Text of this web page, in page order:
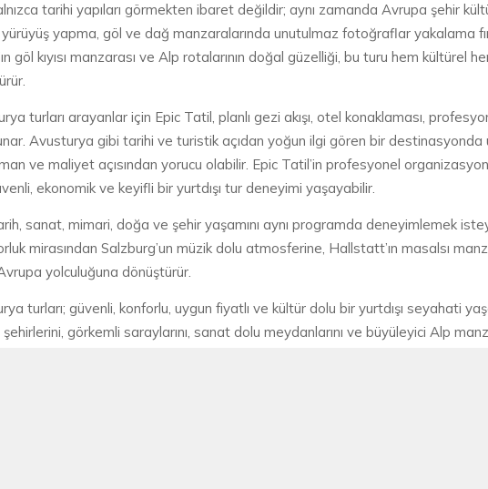
tarihi yapıları görmekten ibaret değildir; aynı zamanda Avrupa şehir
yapma, göl ve dağ manzaralarında unutulmaz fotoğraflar yakalama
göl kıyısı manzarası ve Alp rotalarının doğal güzelliği, bu turu hem
turları arayanlar için Epic Tatil, planlı gezi akışı, otel konaklaması,
Avusturya gibi tarihi ve turistik açıdan yoğun ilgi gören bir destinasyonda
ve maliyet açısından yorucu olabilir. Epic Tatil’in profesyonel
ekonomik ve keyifli bir yurtdışı tur deneyimi yaşayabilir.
sanat, mimari, doğa ve şehir yaşamını aynı programda deneyimlemek
mirasından Salzburg’un müzik dolu atmosferine, Hallstatt’ın masalsı
yolculuğuna dönüştürür.
turları; güvenli, konforlu, uygun fiyatlı ve kültür dolu bir yurtdışı seyahati
şehirlerini, görkemli saraylarını, sanat dolu meydanlarını ve büyüleyici Alp